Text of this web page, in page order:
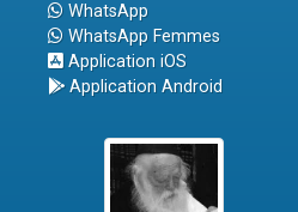
WhatsApp
WhatsApp Femmes
Application iOS
Application Android